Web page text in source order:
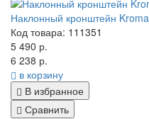
Наклонный кронштейн
Код товара: 111351
5 490 р.
6 238 р.
в корзину
В избранное
Сравнить